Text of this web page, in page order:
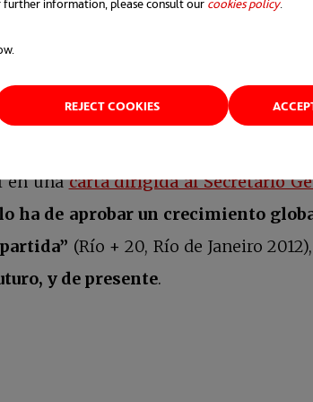
REJECT COOKIES
es clave
para llevar a cabo un
impacto posible en el destino
en resumen, de una forma
en unacarta dirigida al Secretario
ha de aprobar un crecimiento
(Río + 20, Río de Janeiro
y de presente.